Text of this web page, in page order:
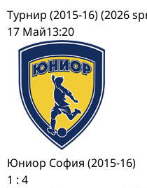
Турнир (2015-16) (2026
17 Май13:20
Юниор София (2015-16)
1 : 4